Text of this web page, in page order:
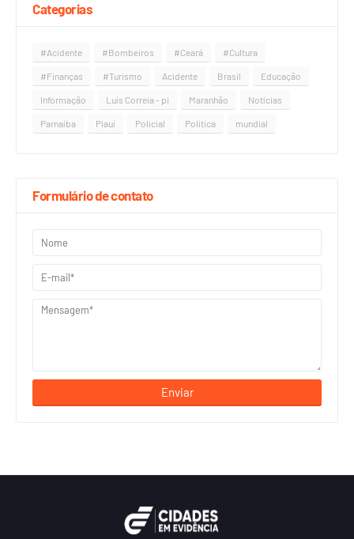
Categorias
#Acidente #Bombeiros #Ceará #Cultura
#Finanças #Turismo Acidente Brasil Educação
Informação Luís Correia - pi Maranhão Notícias
Parnaíba Piauí Policial Política mundial
Formulário de contato